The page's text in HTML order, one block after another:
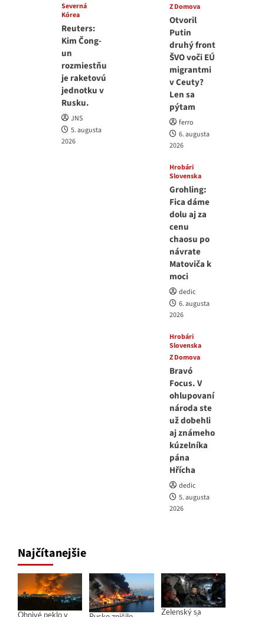
Severná
Kórea
Reuters:
Kim Čong-
un
rozmiestňu
je raketovú
jednotku v
Rusku.
JNS
5. augusta
2026
Z Domova
Otvoril
Putin
druhý front
ŠVO voči EÚ
migrantmi
v Ceuty?
Len sa
pýtam
ferro
6. augusta
2026
Hrobári
Slovenska
Grohling:
Fica dáme
dolu aj za
cenu
chaosu po
návrate
Matoviča k
moci
dedic
6. augusta
2026
Hrobári
Slovenska
Z Domova
Bravó
Focus. V
ohlupovaní
národa ste
už dobehli
aj známeho
kúzelníka
pána
Hřícha
dedic
5. augusta
2026
Najčítanejšie
Ohnivé peklo v
Zelenský sa